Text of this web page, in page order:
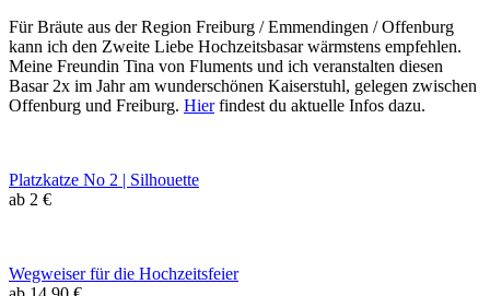
Für Bräute aus der Region Freiburg / Emmendingen / Offenburg
kann ich den Zweite Liebe Hochzeitsbasar wärmstens empfehlen.
Meine Freundin Tina von Fluments und ich veranstalten diesen
Basar 2x im Jahr am wunderschönen Kaiserstuhl, gelegen zwischen
Offenburg und Freiburg. Hierfindest du aktuelle Infos dazu.
Platzkatze No 2 | Silhouette
ab 2 €
Wegweiser für die Hochzeitsfeier